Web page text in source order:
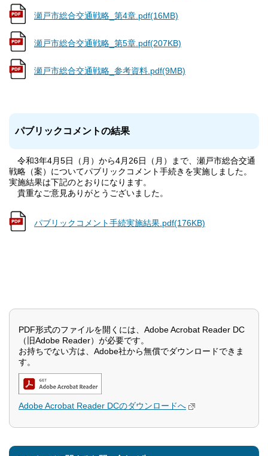
瀬戸市総合交通戦略_第4章.pdf(16MB)
瀬戸市総合交通戦略_第5章.pdf(207KB)
瀬戸市総合交通戦略_参考資料.pdf(9MB)
パブリックコメントの結果
令和3年4月5日（月）から4月26日（月）まで、瀬戸市総合交通
戦略（案）についてパブリックコメント手続きを実施しました。
実施結果は下記のとおりになります。
貴重なご意見ありがとうございました。
パブリックコメント手続実施結果.pdf(176KB)
PDF形式のファイルを開くには、Adobe Acrobat Reader DC
（旧Adobe Reader）が必要です。
お持ちでない方は、Adobe社から無償でダウンロードできま
す。
Adobe Acrobat Reader DCのダウンロードへ